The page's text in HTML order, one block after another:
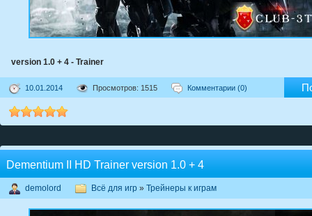
version 1.0 + 4 - Trainer
10.01.2014 Просмотров: 1515 Комментарии (0)
Dementium II HD Trainer version 1.0 + 4
demolord Всё для игр » Трейнеры к играм